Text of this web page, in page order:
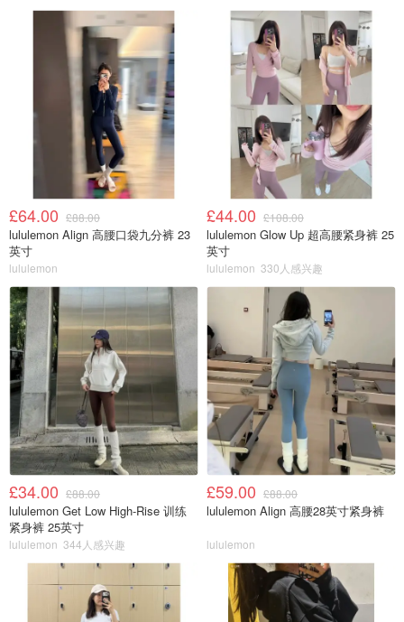
£64.00 £88.00
lululemon Align 高腰口袋九分裤 23
英寸
lululemon
£44.00 £108.00
lululemon Glow Up 超高腰紧身裤 25
英寸
lululemon 330人感兴趣
£34.00 £88.00
lululemon Get Low High-Rise 训练
紧身裤 25英寸
lululemon 344人感兴趣
£59.00 £88.00
lululemon Align 高腰28英寸紧身裤
lululemon